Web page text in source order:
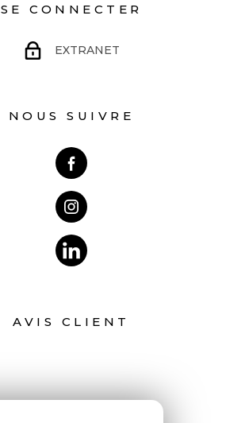
SE CONNECTER
EXTRANET
NOUS SUIVRE
AVIS CLIENT